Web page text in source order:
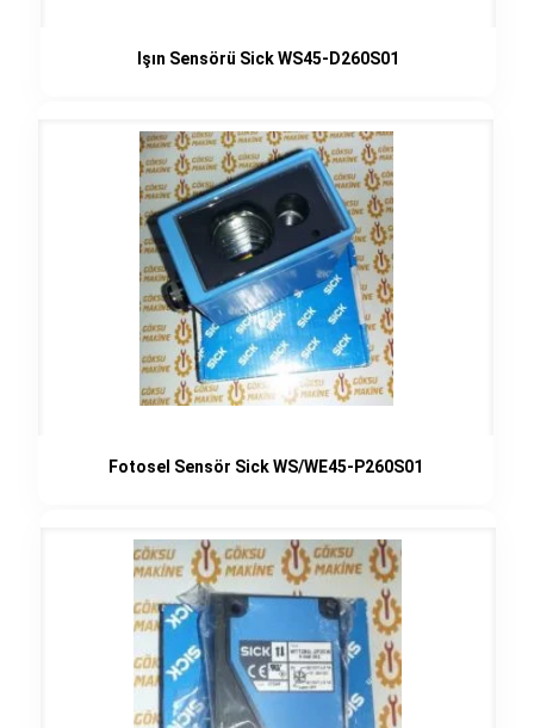
Işın Sensörü Sick WS45-D260S01
Fotosel Sensör Sick WS/WE45-P260S01